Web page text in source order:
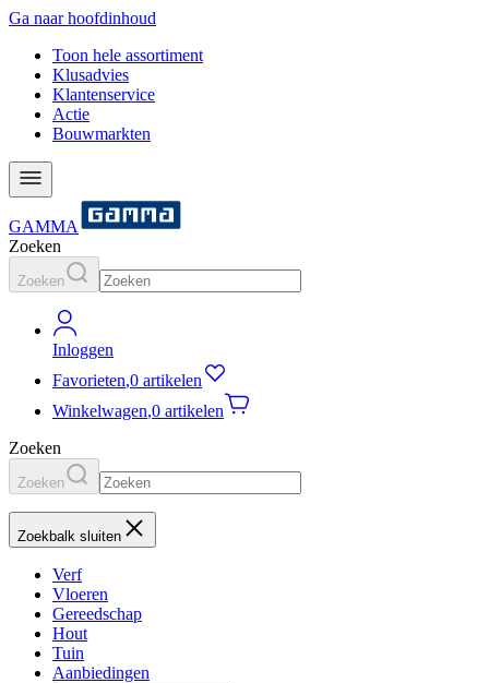
Ga naar hoofdinhoud
Toon hele assortiment
Klusadvies
Klantenservice
Actie
Bouwmarkten
GAMMA
Zoeken
Zoeken
Inloggen
Favorieten,0 artikelen
Winkelwagen,0 artikelen
Zoeken
Zoeken
Zoekbalk sluiten
Verf
Vloeren
Gereedschap
Hout
Tuin
Aanbiedingen